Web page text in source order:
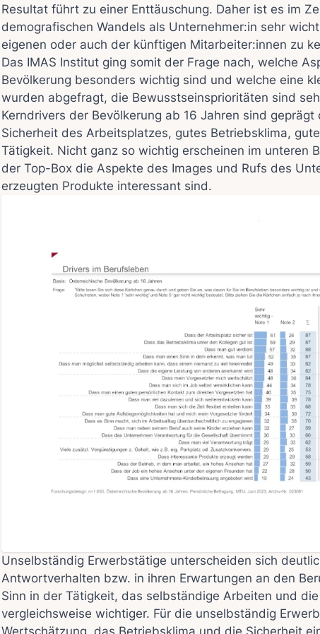
Resultat führt zu einer Enttäuschung. Daher ist es im
demografischen Wandels als Unternehmer:in sehr
eigenen oder auch der künftigen Mitarbeiter:innen zu
Das IMAS Institut ging somit der Frage nach, welche
Bevölkerung besonders wichtig sind und welche eine
wurden abgefragt, die Bewusstseinsprioritäten sind
Kerndrivers der Bevölkerung ab 16 Jahren sind
Sicherheit des Arbeitsplatzes, gutes Betriebsklima,
Tätigkeit. Nicht ganz so wichtig erscheinen im unteren
der Top-Box die Aspekte des Images und Rufs des
erzeugten Produkte interessant sind.
Unselbständig Erwerbstätige unterscheiden sich
Antwortverhalten bzw. in ihren Erwartungen an den
Sinn in der Tätigkeit, das selbständige Arbeiten und
vergleichsweise wichtiger. Für die unselbständig